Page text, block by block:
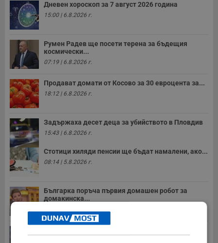
Дневен хороскоп за 7 август 2026 година
15:00 | 6.8.2026 г.
Румен Радев ще посети терена за бъдещия
космически...
07:19 | 6.8.2026 г.
Продават домати от Косово за 30 евроцента за...
18:12 | 6.8.2026 г.
Задържаха десет деца за убийството в Пловдив
15:43 | 6.8.2026 г.
Стотици хиляди пенсии ще бъдат намалени, ако...
08:14 | 5.8.2026 г.
Българка поръча първия домашен робот за
домакинска...